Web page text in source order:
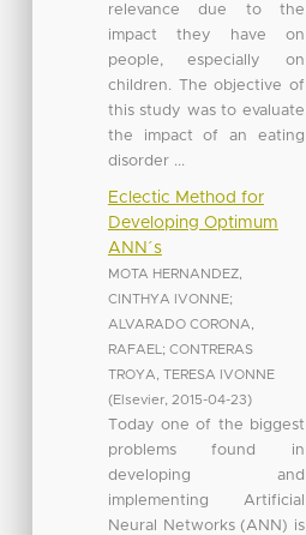
relevance due to the
impact they have on
people, especially on
children. The objective of
this study was to evaluate
the impact of an eating
disorder ...
Eclectic Method for
Developing Optimum
ANN´s
MOTA HERNANDEZ,
CINTHYA IVONNE;
ALVARADO CORONA,
RAFAEL ; CONTRERAS
TROYA, TERESA IVONNE
(Elsevier, 2015-04-23)
Today one of the biggest
problems found in
developing and
implementing Artificial
Neural Networks (ANN) is